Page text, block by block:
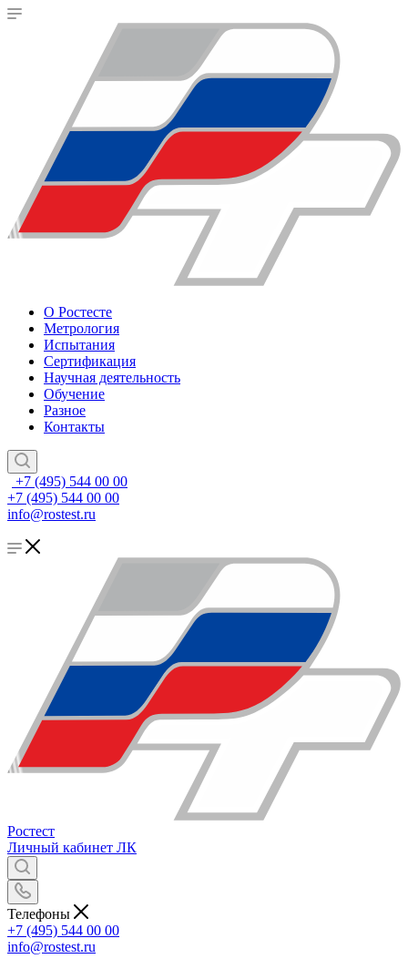
О Ростесте
Метрология
Испытания
Сертификация
Научная деятельность
Обучение
Разное
Контакты
+7 (495) 544 00 00
+7 (495) 544 00 00
info@rostest.ru
Ростест
Личный кабинет ЛК
Телефоны
+7 (495) 544 00 00
info@rostest.ru